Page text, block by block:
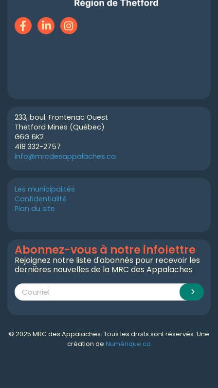
233, boul. Frontenac Ouest
Thetford Mines (Québec)
G6G 6K2
418 332-2757
info@mrcdesappalaches.ca
Les municipalités
Confidentialité
Plan du site
Abonnez-vous à notre infolettre
Rejoignez notre liste d'abonnés pour recevoir les
dernières nouvelles de la MRC des Appalaches
© 2025 MRC des Appalaches. Tous les droits sont réservés. Une
création de Numérique.ca